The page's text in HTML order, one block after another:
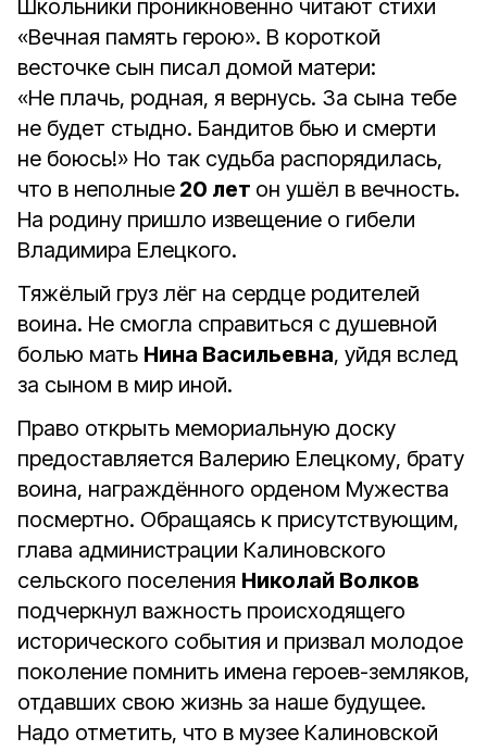
Школьники проникновенно читают стихи
«Вечная память герою». В короткой
весточке сын писал домой матери:
«Не плачь, родная, я вернусь. За сына тебе
не будет стыдно. Бандитов бью и смерти
не боюсь!» Но так судьба распорядилась,
что в неполные 20 лет он ушёл в вечность.
На родину пришло извещение о гибели
Владимира Елецкого.
Тяжёлый груз лёг на сердце родителей
воина. Не смогла справиться с душевной
болью мать Нина Васильевна, уйдя вслед
за сыном в мир иной.
Право открыть мемориальную доску
предоставляется Валерию Елецкому, брату
воина, награждённого орденом Мужества
посмертно. Обращаясь к присутствующим,
глава администрации Калиновского
сельского поселения Николай Волков
подчеркнул важность происходящего
исторического события и призвал молодое
поколение помнить имена героев-земляков,
отдавших свою жизнь за наше будущее.
Надо отметить, что в музее Калиновской